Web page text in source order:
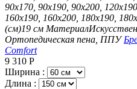
90х170, 90х190, 90х200,
160х190, 160х200, 180х190,
(см)19 см Материал
Ортопедическая пена, ППУ
Comfort
9 310 Р
Ширина :
Длина :